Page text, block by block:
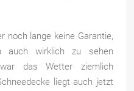
noch lange keine Garantie,
auch wirklich zu sehen
das Wetter ziemlich
liegt auch jetzt